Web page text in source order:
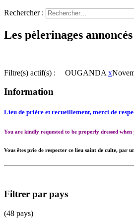
Rechercher :
Les pèlerinages annoncés
Filtre(s) actif(s) : OUGANDA x
Information
Lieu de prière et recueillement, merci de
You are kindly requested to be properly dressed
Vous êtes prie de respecter ce lieu saint de culte, par
Filtrer par pays
(48 pays)